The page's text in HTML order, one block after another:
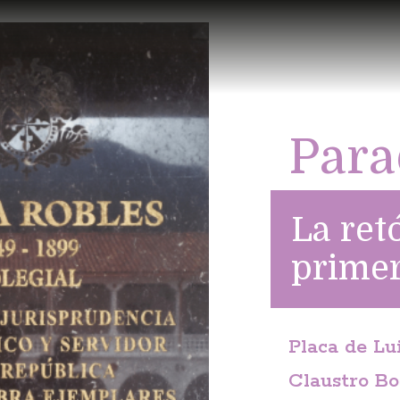
La
Placa de
Claustro